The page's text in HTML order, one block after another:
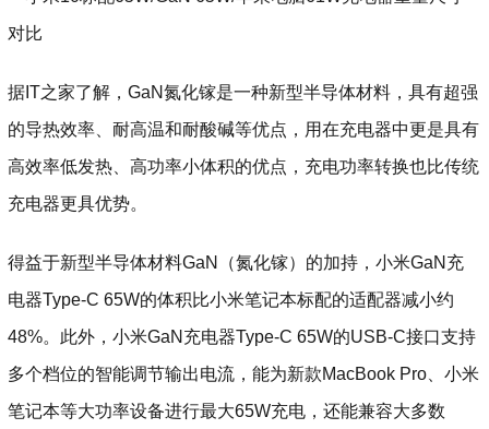
据IT之家了解，GaN氮化镓是一种新型半导体材料，具有超强
的导热效率、耐高温和耐酸碱等优点，用在充电器中更是具有
高效率低发热、高功率小体积的优点，充电功率转换也比传统
充电器更具优势。
得益于新型半导体材料GaN（氮化镓）的加持，小米GaN充
电器Type-C 65W的体积比小米笔记本标配的适配器减小约
48%。此外，小米GaN充电器Type-C 65W的USB-C接口支持
多个档位的智能调节输出电流，能为新款MacBook Pro、小米
笔记本等大功率设备进行最大65W充电，还能兼容大多数